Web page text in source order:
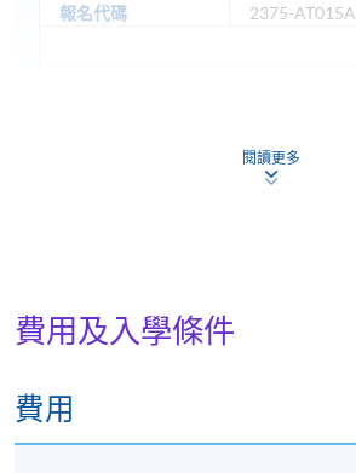
報名代碼 2375-AT015A
逢周二、周四，7:00pm - 10:00pm
閱讀更多
費用及入學條件
費用